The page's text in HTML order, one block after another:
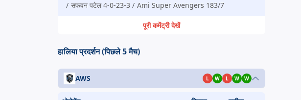
सफवन पटेल 4-0-23-3
Ami Super Avengers 183/7
पूरी कमेंट्री देखें
हालिया प्रदर्शन (पिछले 5 मैच)
AWS L W L W W